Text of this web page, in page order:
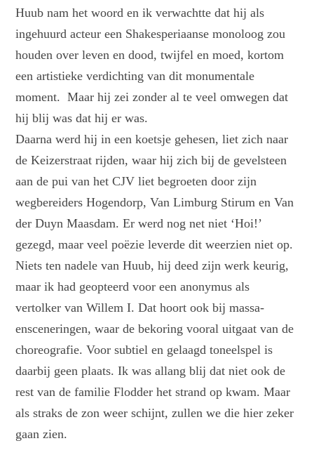
Huub nam het woord en ik verwachtte dat hij als
ingehuurd acteur een Shakesperiaanse monoloog zou
houden over leven en dood, twijfel en moed, kortom
een artistieke verdichting van dit monumentale
moment. Maar hij zei zonder al te veel omwegen dat
hij blij was dat hij er was.
Daarna werd hij in een koetsje gehesen, liet zich naar
de Keizerstraat rijden, waar hij zich bij de gevelsteen
aan de pui van het CJV liet begroeten door zijn
wegbereiders Hogendorp, Van Limburg Stirum en Van
der Duyn Maasdam. Er werd nog net niet ‘Hoi!’
gezegd, maar veel poëzie leverde dit weerzien niet op.
Niets ten nadele van Huub, hij deed zijn werk keurig,
maar ik had geopteerd voor een anonymus als
vertolker van Willem I. Dat hoort ook bij massa-
ensceneringen, waar de bekoring vooral uitgaat van de
choreografie. Voor subtiel en gelaagd toneelspel is
daarbij geen plaats. Ik was allang blij dat niet ook de
rest van de familie Flodder het strand op kwam. Maar
als straks de zon weer schijnt, zullen we die hier zeker
gaan zien.